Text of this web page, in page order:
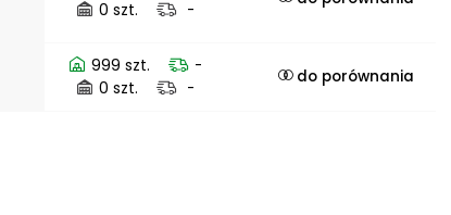
0 szt.
-
999 szt.
-
0 szt.
-
do porównania